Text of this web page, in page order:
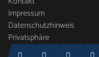
Impressum
Datenschutzhinweis
Privatsphäre